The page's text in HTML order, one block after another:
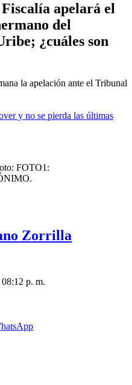
apelará el
del
¿cuáles son
la apelación ante el Tribunal
y no se pierda las últimas
FOTO1:
Zorrilla
p. m.